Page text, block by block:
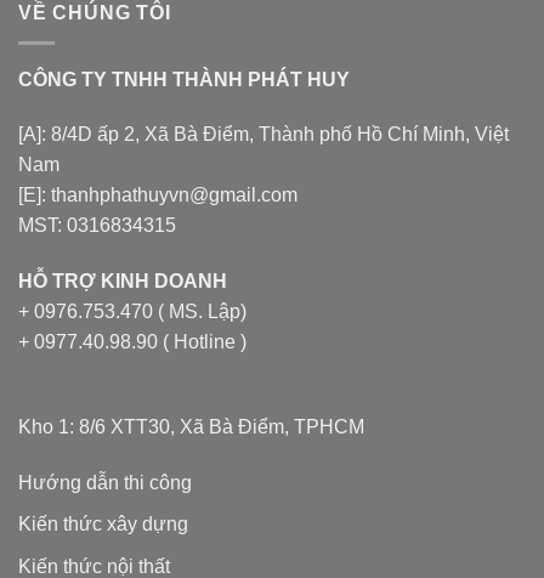
VỀ CHÚNG TÔI
CÔNG TY TNHH THÀNH PHÁT HUY
[A]: 8/4D ấp 2, Xã Bà Điểm, Thành phố Hồ Chí Minh, Việt
Nam
[E]: thanhphathuyvn@gmail.com
MST: 0316834315
HỖ TRỢ KINH DOANH
+ 0976.753.470 ( MS. Lập)
+ 0977.40.98.90 ( Hotline )
Kho 1: 8/6 XTT30, Xã Bà Điểm, TPHCM
Hướng dẫn thi công
Kiến thức xây dựng
Kiến thức nội thất